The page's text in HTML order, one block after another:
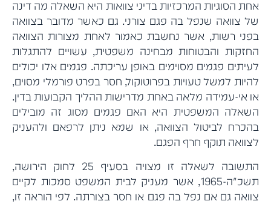
אחת הסוגיות המרכזיות בדיני צוואות היא השאלה מה דינה
של צוואה שנפל בה פגם צורני. גם כאשר מדובר בצוואה
בפני רשות, אשר נחשבת כאמור לאחת מצורות הצוואה
החזקות והבטוחות מבחינה משפטית, עשויים להתגלות
לעיתים פגמים מסוימים באופן עריכתה. פגמים אלו יכולים
להיות למשל טעויות בפרוטוקול, חסר בפרט פורמלי מסוים,
או אי-עמידה מלאה באחת מדרישות ההליך הקבועות בדין.
השאלה המשפטית היא האם פגמים מסוג זה מובילים
בהכרח לביטול הצוואה, או שמא ניתן לרפאם ולהעניק
לצוואה תוקף חרף הפגם.
התשובה לשאלה זו מצויה בסעיף 25 לחוק הירושה,
תשכ"ה-1965, אשר מעניק לבית המשפט סמכות לקיים
צוואה גם אם נפל בה פגם או חסר בצורתה. לפי הוראה זו,